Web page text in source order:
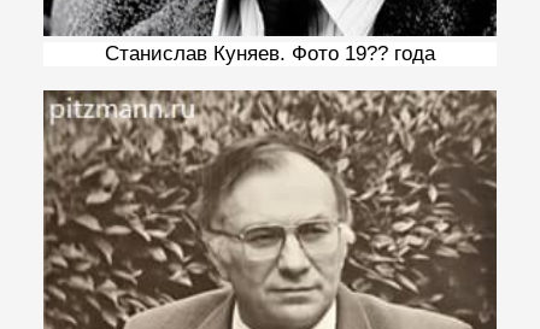
Станислав Куняев. Фото 19?? года